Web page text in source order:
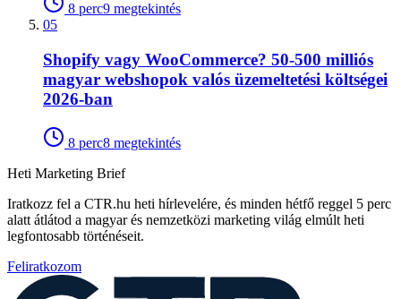
8 perc9 megtekintés
05
Shopify vagy WooCommerce? 50-500 milliós
magyar webshopok valós üzemeltetési költségei
2026-ban
8 perc8 megtekintés
Heti Marketing Brief
Iratkozz fel a CTR.hu heti hírlevelére, és minden hétfő reggel 5 perc
alatt átlátod a magyar és nemzetközi marketing világ elmúlt heti
legfontosabb történéseit.
Feliratkozom